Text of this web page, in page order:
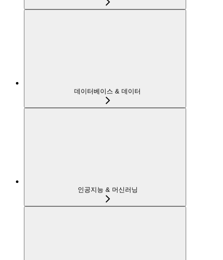
데이터베이스 & 데이터
인공지능 & 머신러닝